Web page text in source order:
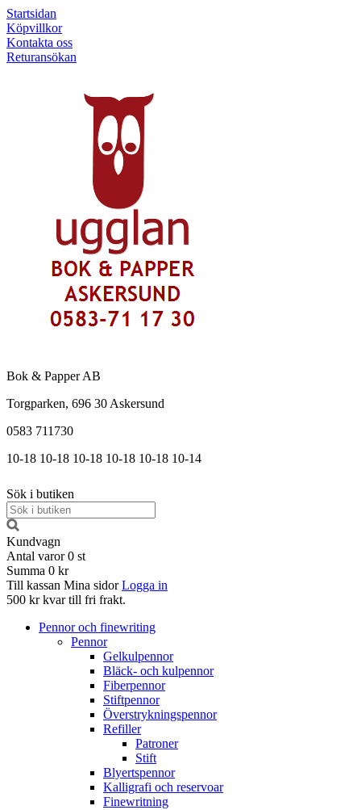
Startsidan
Köpvillkor
Kontakta oss
Returansökan
Bok & Papper AB
Torgparken, 696 30 Askersund
0583 711730
10-18 10-18 10-18 10-18 10-18 10-14
Sök i butiken
Kundvagn
Antal varor 0 st
Summa 0 kr
Till kassan Mina sidor Logga in
500 kr kvar till fri frakt.
Pennor och finewriting
Pennor
Gelkulpennor
Bläck- och kulpennor
Fiberpennor
Stiftpennor
Överstrykningspennor
Refiller
Patroner
Stift
Blyertspennor
Kalligrafi och reservoar
Finewritning